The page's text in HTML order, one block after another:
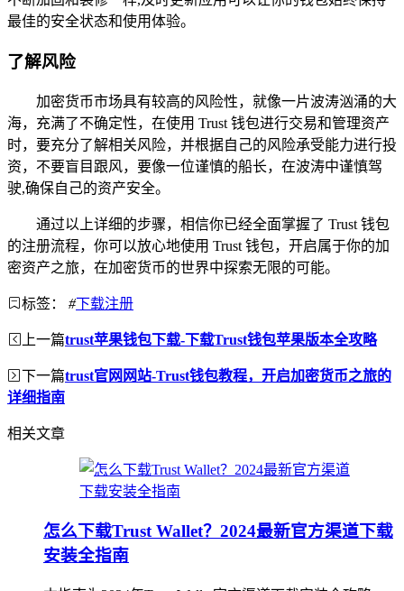
最佳的安全状态和使用体验。
了解风险
加密货币市场具有较高的风险性，就像一片波涛汹涌的大
海，充满了不确定性，在使用 Trust 钱包进行交易和管理资产
时，要充分了解相关风险，并根据自己的风险承受能力进行投
资，不要盲目跟风，要像一位谨慎的船长，在波涛中谨慎驾
驶,确保自己的资产安全。
通过以上详细的步骤，相信你已经全面掌握了 Trust 钱包
的注册流程，你可以放心地使用 Trust 钱包，开启属于你的加
密资产之旅，在加密货币的世界中探索无限的可能。
标签： #下载注册
上一篇trust苹果钱包下载-下载Trust钱包苹果版本全攻略
下一篇trust官网网站-Trust钱包教程，开启加密货币之旅的
详细指南
相关文章
怎么下载Trust Wallet？2024最新官方渠道下载
安装全指南